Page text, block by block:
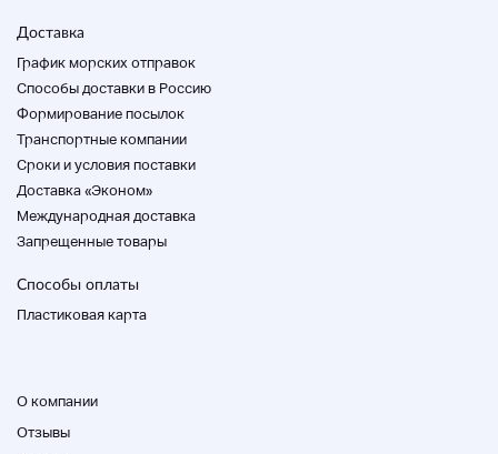
Доставка
График морских отправок
Способы доставки в Россию
Формирование посылок
Транспортные компании
Cроки и условия поставки
Доставка «Эконом»
Международная доставка
Запрещенные товары
Способы оплаты
Пластиковая карта
О компании
Отзывы